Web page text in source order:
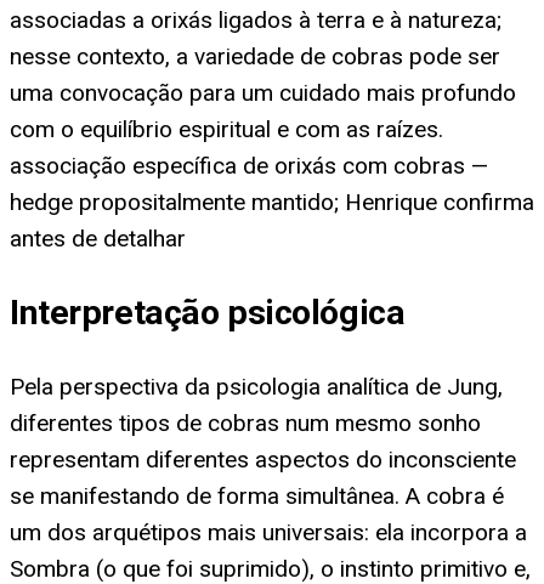
associadas a orixás ligados à terra e à natureza;
nesse contexto, a variedade de cobras pode ser
uma convocação para um cuidado mais profundo
com o equilíbrio espiritual e com as raízes.
associação específica de orixás com cobras —
hedge propositalmente mantido; Henrique confirma
antes de detalhar
Interpretação psicológica
Pela perspectiva da psicologia analítica de Jung,
diferentes tipos de cobras num mesmo sonho
representam diferentes aspectos do inconsciente
se manifestando de forma simultânea. A cobra é
um dos arquétipos mais universais: ela incorpora a
Sombra (o que foi suprimido), o instinto primitivo e,